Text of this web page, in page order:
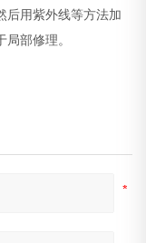
后用紫外线等方法加
部修理。